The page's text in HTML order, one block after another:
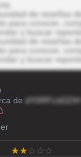
de reseñas
para conocer,
y buscar
de reseñas
para conocer,
y buscar
de
dY0RFLbDZIH